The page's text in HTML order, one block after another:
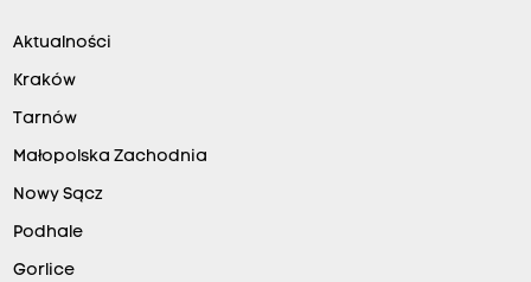
Aktualności
Kraków
Tarnów
Małopolska Zachodnia
Nowy Sącz
Podhale
Gorlice